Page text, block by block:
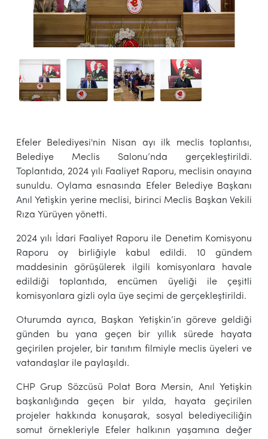
Efeler Belediyesi'nin Nisan ayı ilk meclis toplantısı,
Belediye Meclis Salonu’nda gerçekleştirildi.
Toplantıda, 2024 yılı Faaliyet Raporu, meclisin onayına
sunuldu. Oylama esnasında Efeler Belediye Başkanı
Anıl Yetişkin yerine meclisi, birinci Meclis Başkan Vekili
Rıza Yürüyen yönetti.
2024 yılı İdari Faaliyet Raporu ile Denetim Komisyonu
Raporu oy birliğiyle kabul edildi. 10 gündem
maddesinin görüşülerek ilgili komisyonlara havale
edildiği toplantıda, encümen üyeliği ile çeşitli
komisyonlara gizli oyla üye seçimi de gerçekleştirildi.
Oturumda ayrıca, Başkan Yetişkin’in göreve geldiği
günden bu yana geçen bir yıllık sürede hayata
geçirilen projeler, bir tanıtım filmiyle meclis üyeleri ve
vatandaşlar ile paylaşıldı.
CHP Grup Sözcüsü Polat Bora Mersin, Anıl Yetişkin
başkanlığında geçen bir yılda, hayata geçirilen
projeler hakkında konuşarak, sosyal belediyeciliğin
somut örnekleriyle Efeler halkının yaşamına değer